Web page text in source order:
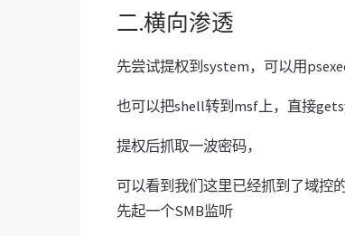
二.横向渗透
先尝试提权到system，可以用
也可以把shell转到msf上，直接
提权后抓取一波密码，
可以看到我们这里已经抓到了域控
先起一个SMB监听